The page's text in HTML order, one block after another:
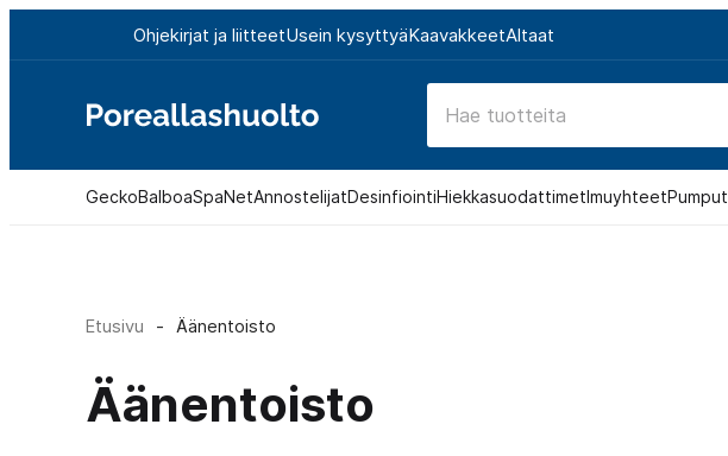
sisältöön
Ohjekirjat ja liitteetUsein kysyttyäKaavakkeetAltaat
Poreallashuolto
GeckoBalboaSpaNetAnnostelijatDesinfiointiHiekkasuodattimetImuyhteetPumput
Etusivu - Äänentoisto
Äänentoisto